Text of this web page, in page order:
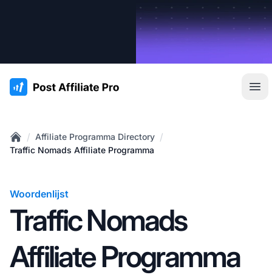
:site.title
Home
/ Affiliate Programma Directory /
Traffic Nomads Affiliate Programma
Woordenlijst
Traffic Nomads
Affiliate Programma